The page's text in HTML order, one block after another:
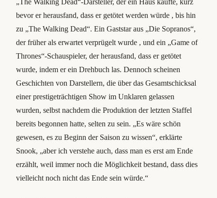
„The Walking Dead“-Darsteller, der ein Haus kaufte, kurz
bevor er herausfand, dass er getötet werden würde , bis hin
zu „The Walking Dead“. Ein Gaststar aus „Die Sopranos“,
der früher als erwartet verprügelt wurde , und ein „Game of
Thrones“-Schauspieler, der herausfand, dass er getötet
wurde, indem er ein Drehbuch las. Dennoch scheinen
Geschichten von Darstellern, die über das Gesamtschicksal
einer prestigeträchtigen Show im Unklaren gelassen
wurden, selbst nachdem die Produktion der letzten Staffel
bereits begonnen hatte, selten zu sein. „Es wäre schön
gewesen, es zu Beginn der Saison zu wissen“, erklärte
Snook, „aber ich verstehe auch, dass man es erst am Ende
erzählt, weil immer noch die Möglichkeit bestand, dass dies
vielleicht noch nicht das Ende sein würde.“